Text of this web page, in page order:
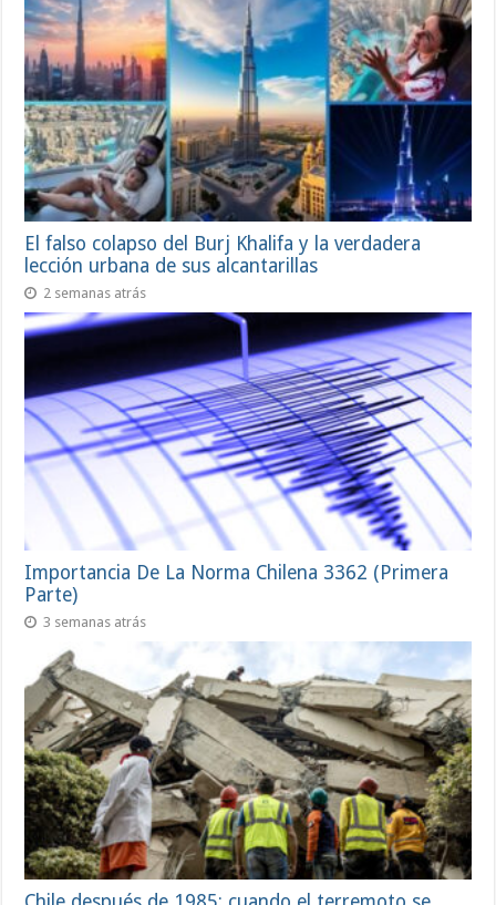
El falso colapso del Burj Khalifa y la verdadera
lección urbana de sus alcantarillas
2 semanas atrás
Importancia De La Norma Chilena 3362 (Primera
Parte)
3 semanas atrás